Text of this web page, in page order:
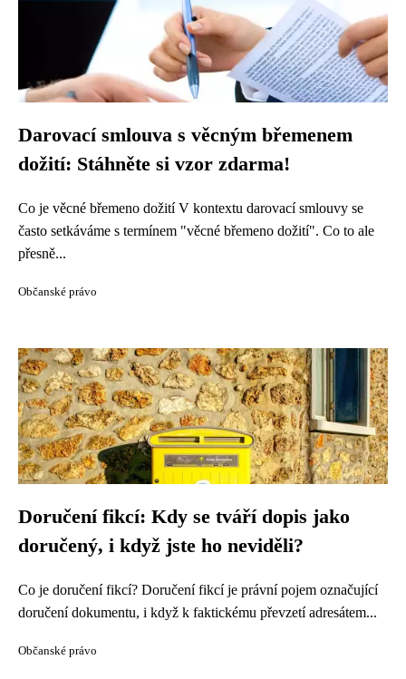
Darovací smlouva s věcným břemenem
dožití: Stáhněte si vzor zdarma!
Co je věcné břemeno dožití V kontextu darovací smlouvy se
často setkáváme s termínem "věcné břemeno dožití". Co to ale
přesně...
Občanské právo
Doručení fikcí: Kdy se tváří dopis jako
doručený, i když jste ho neviděli?
Co je doručení fikcí? Doručení fikcí je právní pojem označující
doručení dokumentu, i když k faktickému převzetí adresátem...
Občanské právo